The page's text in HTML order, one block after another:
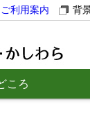
ご利用案内 背
ころ